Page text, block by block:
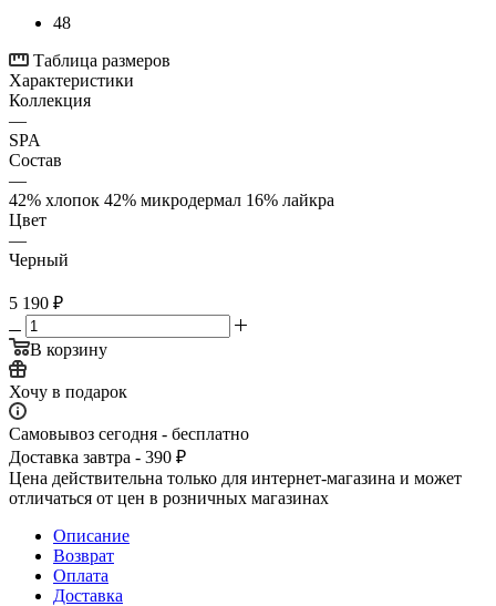
48
Таблица размеров
Характеристики
Коллекция
—
SPA
Состав
—
42% хлопок 42% микродермал 16% лайкра
Цвет
—
Черный
5 190 ₽
В корзину
Хочу в подарок
Самовывоз сегодня - бесплатно
Доставка завтра - 390 ₽
Цена действительна только для интернет-магазина и может
отличаться от цен в розничных магазинах
Описание
Возврат
Оплата
Доставка